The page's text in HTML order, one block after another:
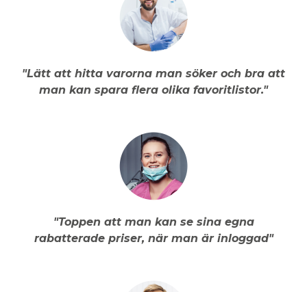
"Lätt att hitta varorna man söker och bra att
man kan spara flera olika favoritlistor."
"Toppen att man kan se sina egna
rabatterade priser, när man är inloggad"